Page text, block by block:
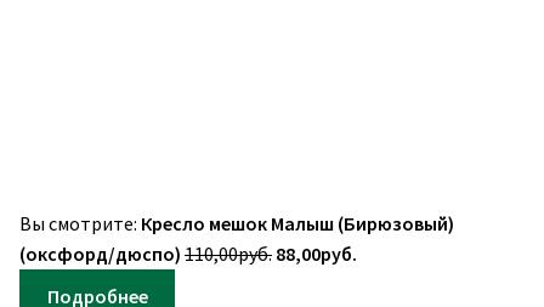
Вы смотрите: Кресло мешок Малыш (Бирюзовый)
(оксфорд/дюспо) 110,00руб. Первоначальная
88,00руб.
Подробнее